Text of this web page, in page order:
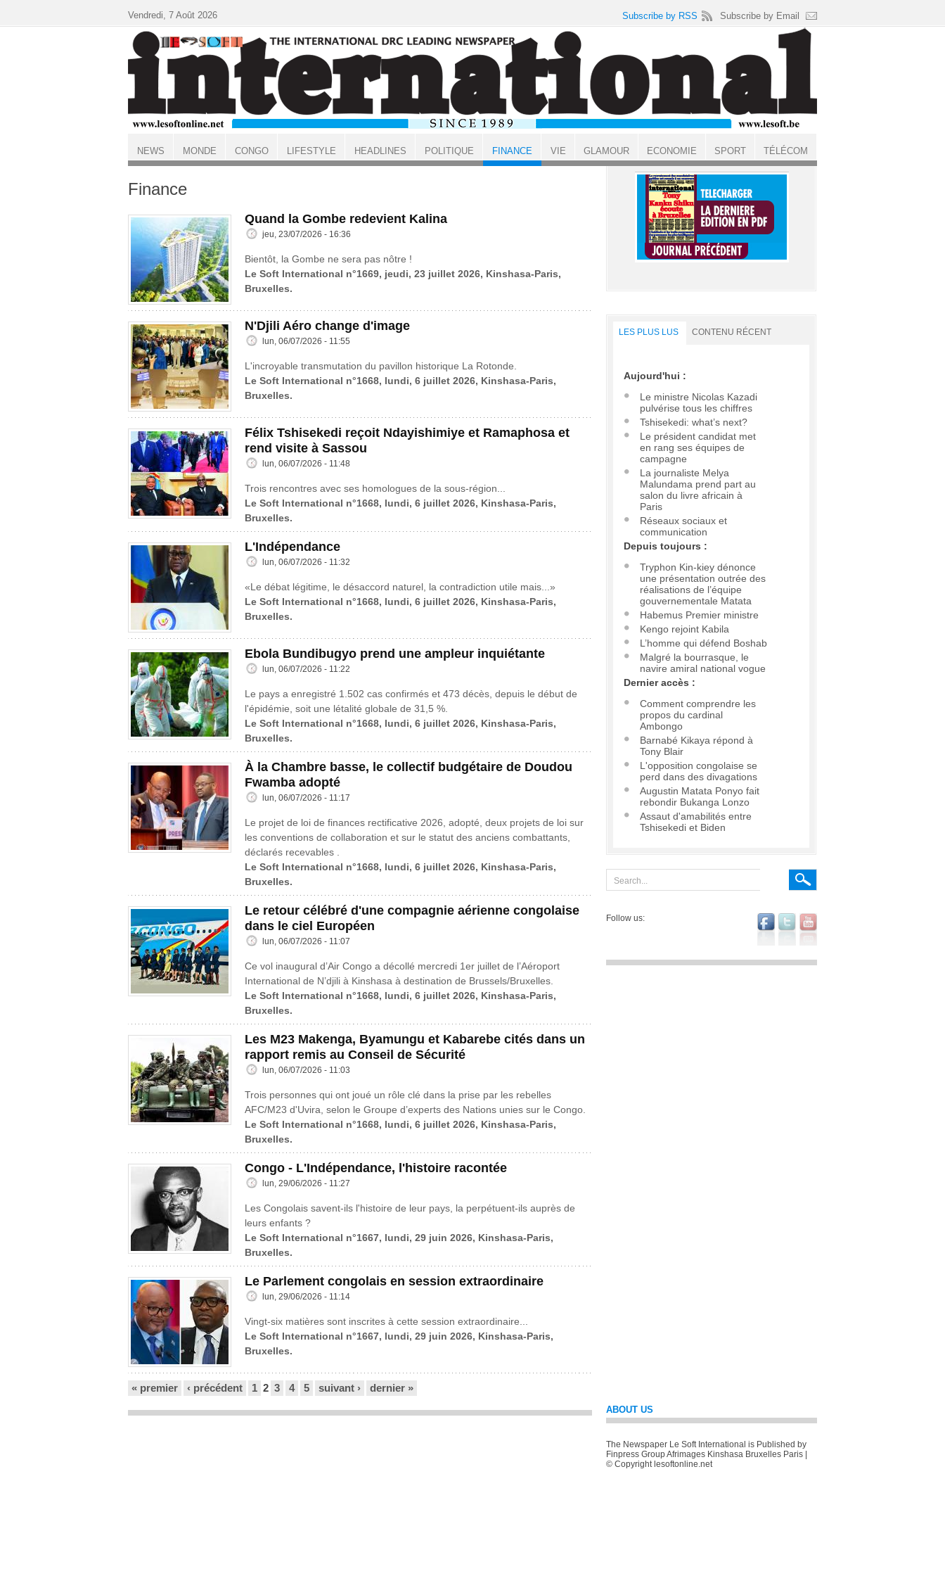
ACCUEIL
Finance
Quand la Gombe redevient Kalina
jeu, 23/07/2026 - 16:36
Bientôt, la Gombe ne sera pas nôtre !
Le Soft International n°1669, jeudi, 23 juillet 2026, Kinshasa-Paris,
Bruxelles.
N'Djili Aéro change d'image
lun, 06/07/2026 - 11:55
L'incroyable transmutation du pavillon historique La Rotonde.
Le Soft International n°1668, lundi, 6 juillet 2026, Kinshasa-Paris,
Bruxelles.
Félix Tshisekedi reçoit Ndayishimiye et Ramaphosa et
rend visite à Sassou
lun, 06/07/2026 - 11:48
Trois rencontres avec ses homologues de la sous-région...
Le Soft International n°1668, lundi, 6 juillet 2026, Kinshasa-Paris,
Bruxelles.
L'Indépendance
lun, 06/07/2026 - 11:32
«Le débat légitime, le désaccord naturel, la contradiction utile mais...»
Le Soft International n°1668, lundi, 6 juillet 2026, Kinshasa-Paris,
Bruxelles.
Ebola Bundibugyo prend une ampleur inquiétante
lun, 06/07/2026 - 11:22
Le pays a enregistré 1.502 cas confirmés et 473 décès, depuis le début de
l'épidémie, soit une létalité globale de 31,5 %.
Le Soft International n°1668, lundi, 6 juillet 2026, Kinshasa-Paris,
Bruxelles.
À la Chambre basse, le collectif budgétaire de Doudou
Fwamba adopté
lun, 06/07/2026 - 11:17
Le projet de loi de finances rectificative 2026, adopté, deux projets de loi sur
les conventions de collaboration et sur le statut des anciens combattants,
déclarés recevables .
Le Soft International n°1668, lundi, 6 juillet 2026, Kinshasa-Paris,
Bruxelles.
Le retour célébré d'une compagnie aérienne congolaise
dans le ciel Européen
lun, 06/07/2026 - 11:07
Ce vol inaugural d’Air Congo a décollé mercredi 1er juillet de l’Aéroport
International de N’djili à Kinshasa à destination de Brussels/Bruxelles.
Le Soft International n°1668, lundi, 6 juillet 2026, Kinshasa-Paris,
Bruxelles.
Les M23 Makenga, Byamungu et Kabarebe cités dans un
rapport remis au Conseil de Sécurité
lun, 06/07/2026 - 11:03
Trois personnes qui ont joué un rôle clé dans la prise par les rebelles
AFC/M23 d'Uvira, selon le Groupe d’experts des Nations unies sur le Congo.
Le Soft International n°1668, lundi, 6 juillet 2026, Kinshasa-Paris,
Bruxelles.
Congo - L'Indépendance, l'histoire racontée
lun, 29/06/2026 - 11:27
Les Congolais savent-ils l'histoire de leur pays, la perpétuent-ils auprès de
leurs enfants ?
Le Soft International n°1667, lundi, 29 juin 2026, Kinshasa-Paris,
Bruxelles.
Le Parlement congolais en session extraordinaire
lun, 29/06/2026 - 11:14
Vingt-six matières sont inscrites à cette session extraordinaire...
Le Soft International n°1667, lundi, 29 juin 2026, Kinshasa-Paris,
Bruxelles.
« premier ‹ précédent 1 2 3 4 5 suivant › dernier »
LES PLUS LUS CONTENU RÉCENT
Aujourd'hui :
Le ministre Nicolas Kazadi
pulvérise tous les chiffres
Tshisekedi: what’s next?
Le président candidat met
en rang ses équipes de
campagne
La journaliste Melya
Malundama prend part au
salon du livre africain à
Paris
Réseaux sociaux et
communication
Depuis toujours :
Tryphon Kin-kiey dénonce
une présentation outrée des
réalisations de l’équipe
gouvernementale Matata
Habemus Premier ministre
Kengo rejoint Kabila
L’homme qui défend Boshab
Malgré la bourrasque, le
navire amiral national vogue
Dernier accès :
Comment comprendre les
propos du cardinal
Ambongo
Barnabé Kikaya répond à
Tony Blair
L'opposition congolaise se
perd dans des divagations
Augustin Matata Ponyo fait
rebondir Bukanga Lonzo
Assaut d'amabilités entre
Tshisekedi et Biden
Follow us:
ABOUT US
The Newspaper Le Soft International is Published by
Finpress Group Afrimages Kinshasa Bruxelles Paris |
© Copyright lesoftonline.net
Vendredi, 7 Août 2026 Subscribe by RSS Subscribe by Email
NEWS MONDE CONGO LIFESTYLE HEADLINES POLITIQUE FINANCE VIE GLAMOUR ECONOMIE SPORT TÉLÉCOM